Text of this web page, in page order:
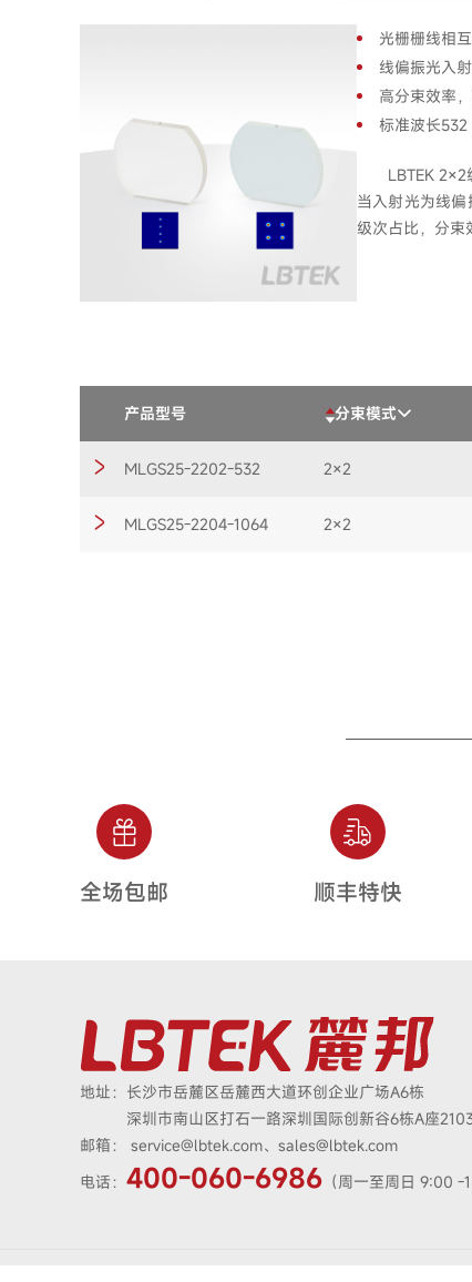
光栅栅线相
线偏振光入
高分束效率
标准波长
LBTEK
当入射光为线
级次占比，分束
产品型号 分束模式
MLGS25-2202-532 2×2
MLGS25-2204-1064 2×2
全场包邮 顺丰特快
地址： 长沙市岳麓区岳麓西大道环创企业广场A6栋
深圳市南山区打石一路深圳国际创新谷6栋A座
邮箱： service@lbtek.com、sales@lbtek.com
电话： 400-060-6986 （周一至周日 9:00 -